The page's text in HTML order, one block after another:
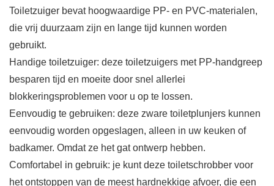
Toiletzuiger bevat hoogwaardige PP- en PVC-materialen,
die vrij duurzaam zijn en lange tijd kunnen worden
gebruikt.
Handige toiletzuiger: deze toiletzuigers met PP-handgreep
besparen tijd en moeite door snel allerlei
blokkeringsproblemen voor u op te lossen.
Eenvoudig te gebruiken: deze zware toiletplunjers kunnen
eenvoudig worden opgeslagen, alleen in uw keuken of
badkamer. Omdat ze het gat ontwerp hebben.
Comfortabel in gebruik: je kunt deze toiletschrobber voor
het ontstoppen van de meest hardnekkige afvoer, die een